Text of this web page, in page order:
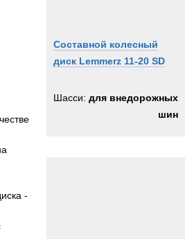
Составной колесный
диск Lemmerz 11-20 SD
Шасси: для внедорожных
шин
-